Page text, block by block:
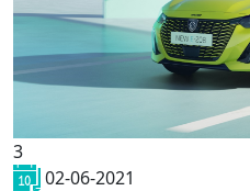
3
02-06-2021